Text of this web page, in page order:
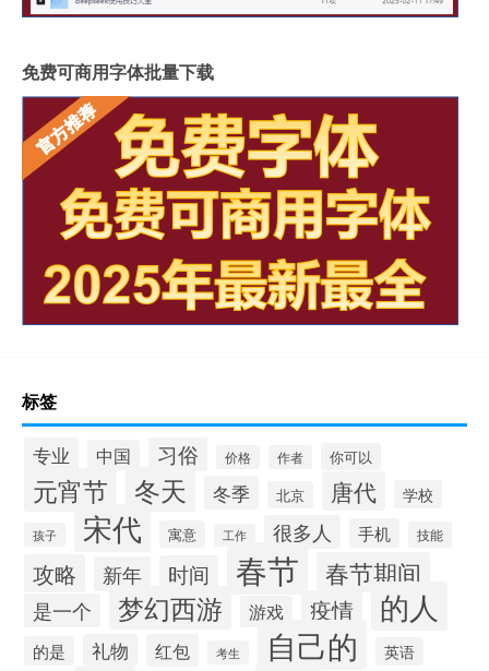
免费可商用字体批量下载
标签
专业 中国 习俗 价格 作者 你可以
元宵节 冬天 冬季 北京 唐代 学校
孩子 宋代 寓意 工作 很多人 手机 技能
攻略 新年 时间 春节 春节期间
是一个 梦幻西游 游戏 疫情 的人
的是 礼物 红包 考生 自己的 英语